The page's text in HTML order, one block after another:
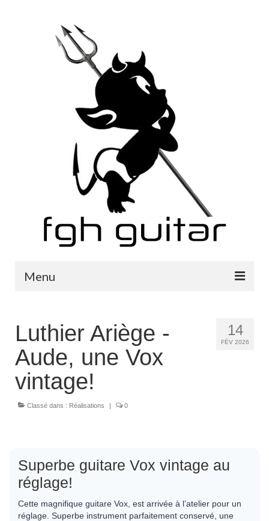
Menu
Telecaster fgh Custom Angel
Préamplificateur embarqué série ‘Angel ‘à partir de
140 euros.
Forfaits, tarifs.
fgh guitar
14
FÉV 2026
Luthier Ariège -
Aude, une Vox
vintage!
Classé dans : Réalisations | 0
Superbe guitare Vox vintage au
réglage!
Cette magnifique guitare Vox, est arrivée à l’atelier pour un
réglage. Superbe instrument parfaitement conservé, une